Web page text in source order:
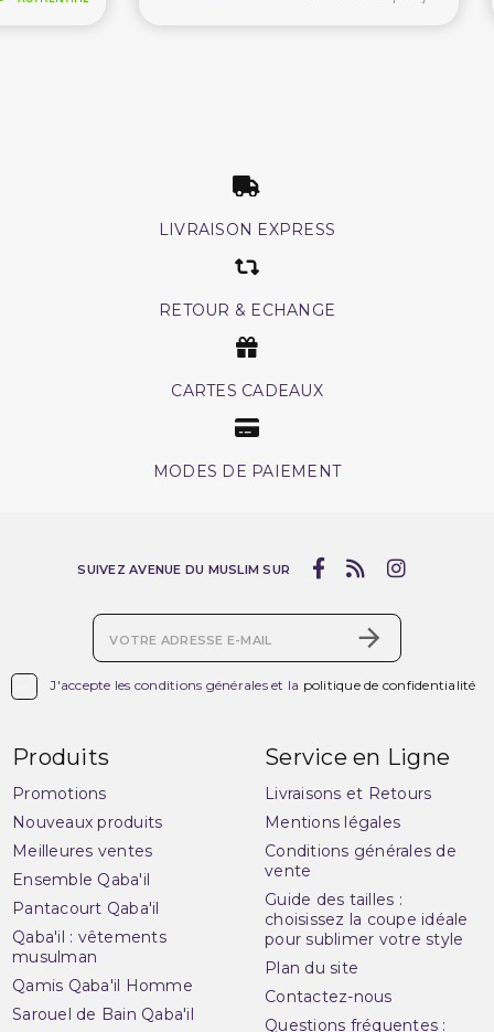
LIVRAISON EXPRESS
RETOUR & ECHANGE
CARTES CADEAUX
MODES DE PAIEMENT
J'accepte les conditions générales et la politique de confidentialité
SUIVEZ AVENUE DU MUSLIM SUR
Produits
Promotions
Nouveaux produits
Meilleures ventes
Ensemble Qaba'il
Pantacourt Qaba'il
Qaba'il : vêtements
musulman
Qamis Qaba'il Homme
Sarouel de Bain Qaba'il
Service en Ligne
Livraisons et Retours
Mentions légales
Conditions générales de
vente
Guide des tailles :
choisissez la coupe idéale
pour sublimer votre style
Plan du site
Contactez-nous
Questions fréquentes :